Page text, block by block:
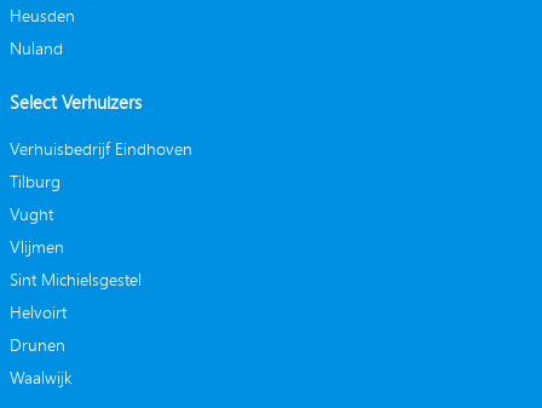
Heusden
Nuland
Select Verhuizers
Verhuisbedrijf Eindhoven
Tilburg
Vught
Vlijmen
Sint Michielsgestel
Helvoirt
Drunen
Waalwijk